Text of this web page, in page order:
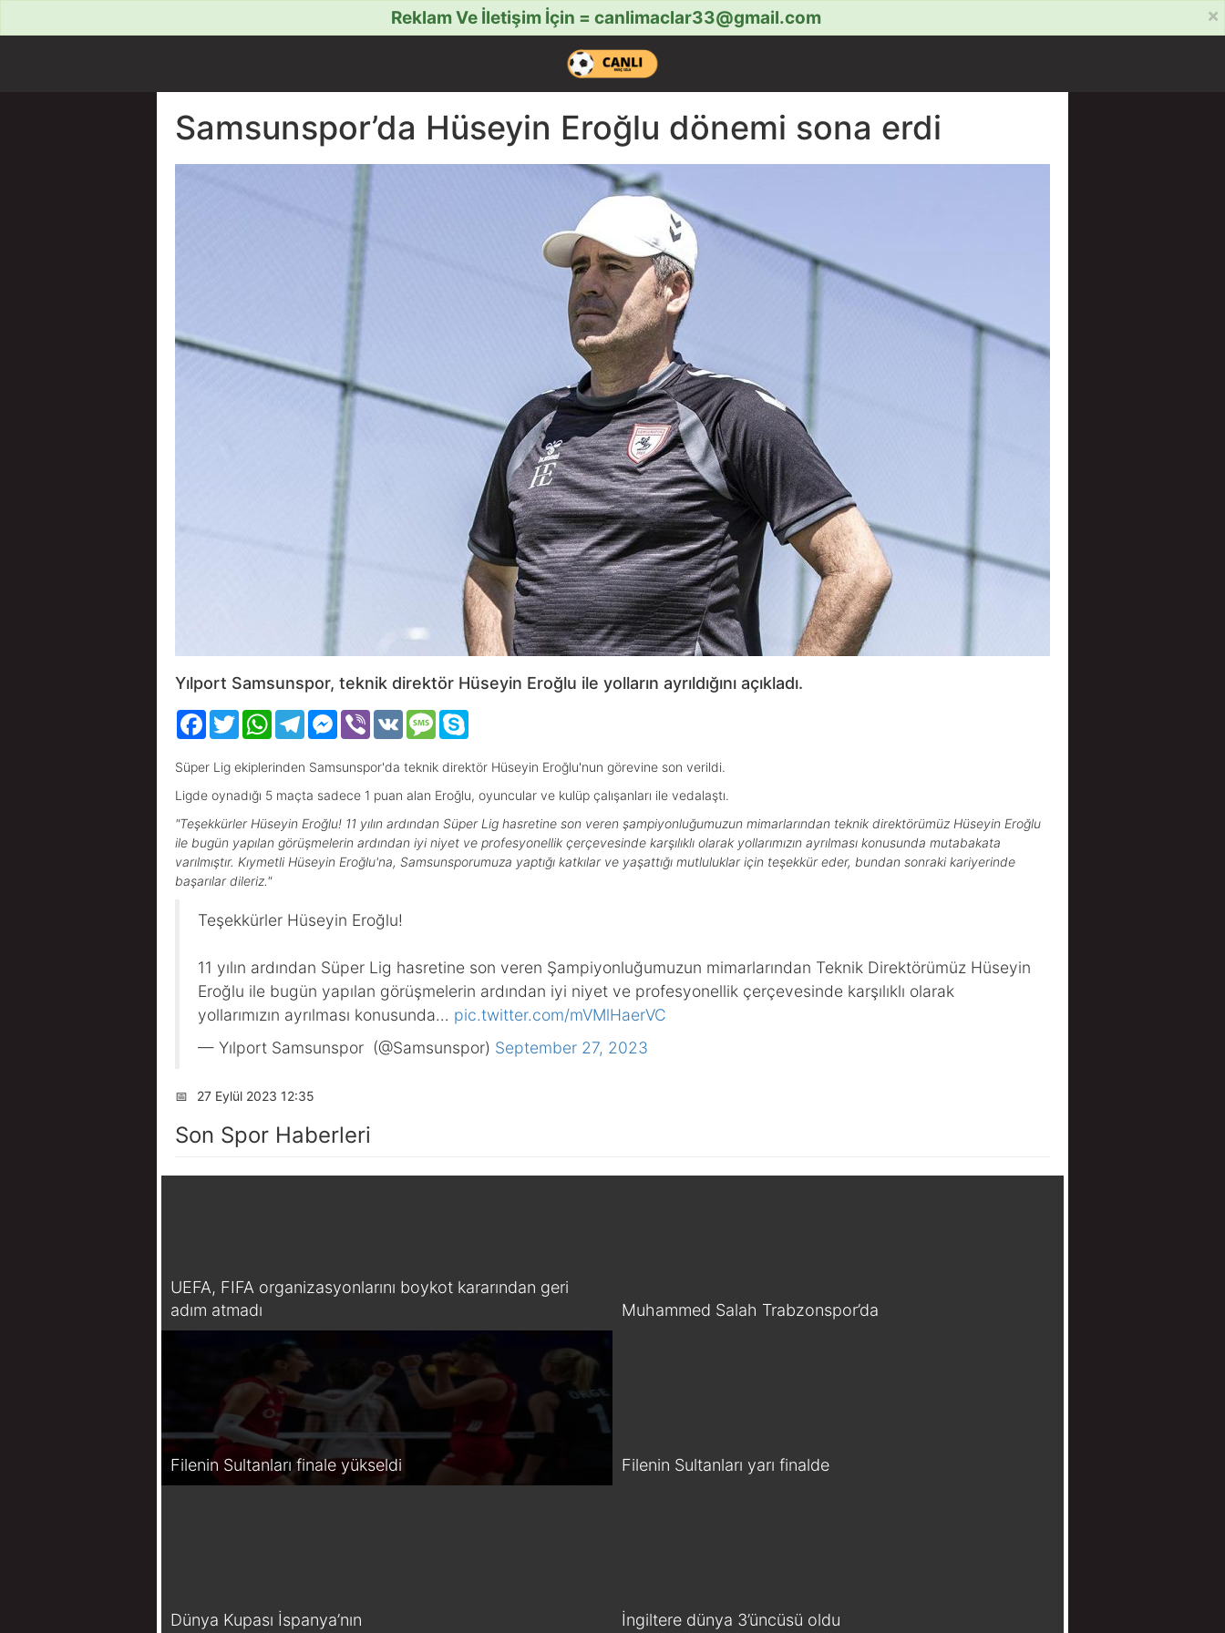
×
Reklam Ve İletişim İçin = canlimaclar33@gmail.com
Samsunspor’da Hüseyin Eroğlu dönemi sona erdi
Yılport Samsunspor, teknik direktör Hüseyin Eroğlu ile yolların ayrıldığını açıkladı.
Facebook
TwitterWhatsAppTelegramMessenger
Viber VK Message
Süper Lig ekiplerinden Samsunspor'da teknik direktör Hüseyin Eroğlu'nun görevine son verildi.
Ligde oynadığı 5 maçta sadece 1 puan alan Eroğlu, oyuncular ve kulüp çalışanları ile vedalaştı.
"Teşekkürler Hüseyin Eroğlu! 11 yılın ardından Süper Lig hasretine son veren şampiyonluğumuzun mimarlarından teknik direktörümüz Hüseyin Eroğlu
ile bugün yapılan görüşmelerin ardından iyi niyet ve profesyonellik çerçevesinde karşılıklı olarak yollarımızın ayrılması konusunda mutabakata
varılmıştır. Kıymetli Hüseyin Eroğlu'na, Samsunsporumuza yaptığı katkılar ve yaşattığı mutluluklar için teşekkür eder, bundan sonraki kariyerinde
başarılar dileriz."
Teşekkürler Hüseyin Eroğlu!
11 yılın ardından Süper Lig hasretine son veren Şampiyonluğumuzun mimarlarından Teknik Direktörümüz Hüseyin
Eroğlu ile bugün yapılan görüşmelerin ardından iyi niyet ve profesyonellik çerçevesinde karşılıklı olarak
yollarımızın ayrılması konusunda… pic.twitter.com/mVMlHaerVC
— Yılport Samsunspor (@Samsunspor) September 27, 2023
📅 27 Eylül 2023 12:35
Son Spor Haberleri
UEFA, FIFA organizasyonlarını boykot kararından geri
adım atmadı
Muhammed Salah Trabzonspor’da
Filenin Sultanları finale yükseldi Filenin Sultanları yarı finalde
Dünya Kupası İspanya’nın İngiltere dünya 3’üncüsü oldu